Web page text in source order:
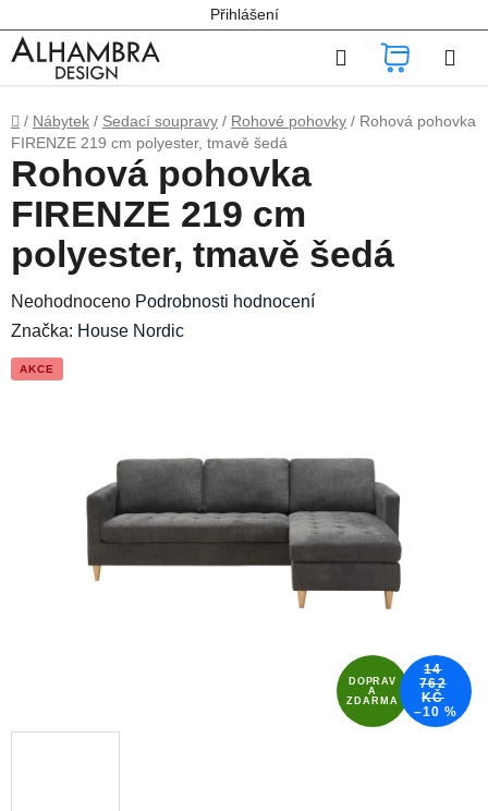
na
obsah
Přihlášení
Hledat
Domů
/ Nábytek / Sedací soupravy / Rohové pohovky / Rohová pohovka
FIRENZE 219 cm polyester, tmavě šedá
Rohová pohovka
FIRENZE 219 cm
polyester, tmavě šedá
Průměrné
hodnocení
produktu
Neohodnoceno Podrobnosti hodnocení
Značka: House Nordic
AKCE
DOPRAV
A
ZDARMA
14
762
KČ
–10 %